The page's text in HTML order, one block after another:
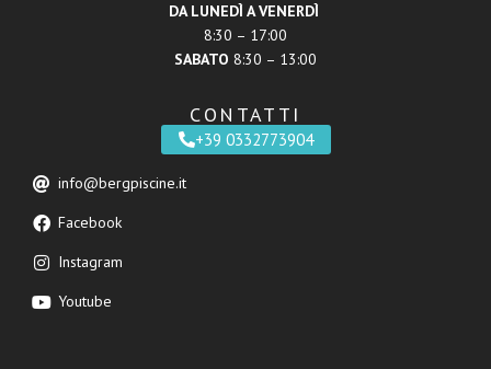
DA LUNEDÌ A VENERDÌ
8:30 – 17:00
SABATO 8:30 – 13:00
CONTATTI
+39 0332773904
info@bergpiscine.it
Facebook
Instagram
Youtube